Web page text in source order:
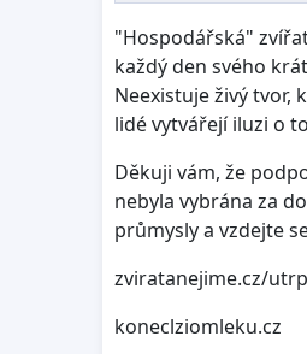
"Hospodářská"
každý den svého
Neexistuje živý tvor,
lidé vytvářejí iluzi o
Děkuji vám, že
nebyla vybrána za
průmysly a vzdejte
zviratanejime.cz/
koneclziomleku.cz